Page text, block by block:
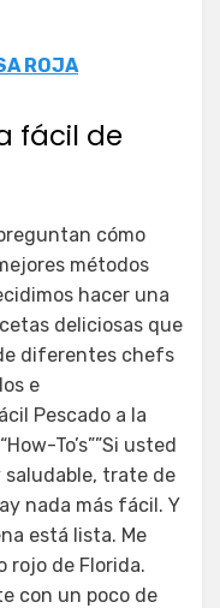
ROJA
fácil de
cómo
métodos
hacer una
deliciosas que
diferentes chefs
e
Pescado a la
To’s””Si usted
trate de
nada más fácil. Y
está lista. Me
rojo de Florida.
con un poco de